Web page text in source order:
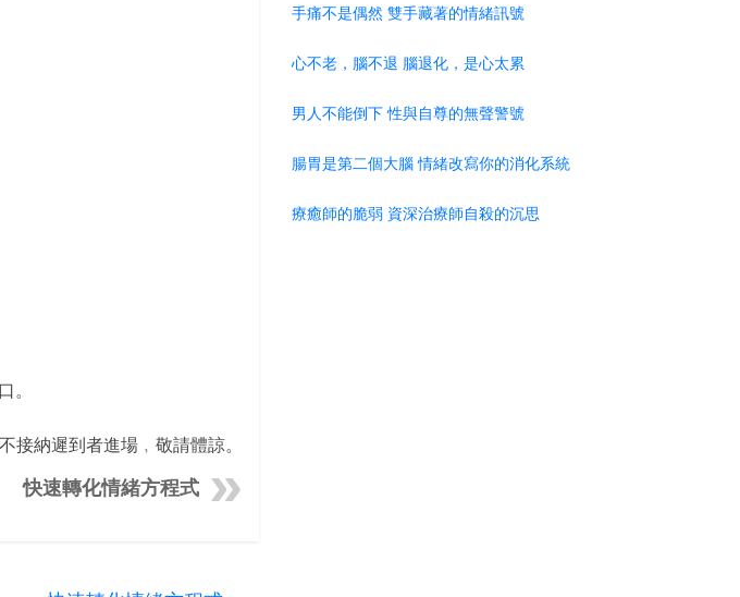
納遲到者進場﹐敬請體諒。
快速轉化情緒方程式
手痛不是偶然 雙手藏著的情緒訊號
心不老，腦不退 腦退化，是心太累
男人不能倒下 性與自尊的無聲警號
腸胃是第二個大腦 情緒改寫你的消化系統
療癒師的脆弱 資深治療師自殺的沉思